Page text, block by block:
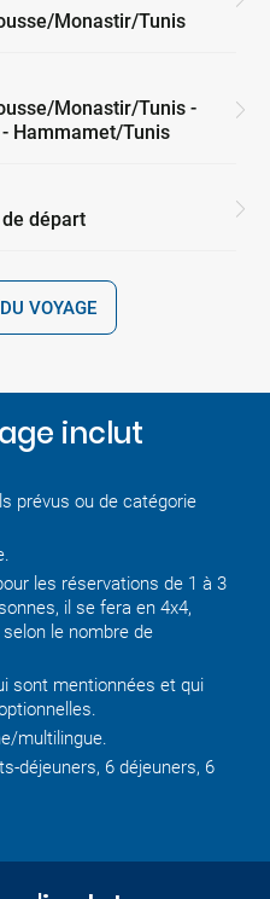
Monastir/Tunis
Monastir/Tunis -
Hammamet/Tunis
départ
VOYAGE
inclut
prévus ou de catégorie
les réservations de 1 à 3
il se fera en 4x4,
le nombre de
sont mentionnées et qui
multilingue.
déjeuners, 6 déjeuners, 6